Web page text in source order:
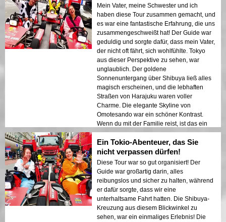
Mein Vater, meine Schwester und ich
haben diese Tour zusammen gemacht, und
es war eine fantastische Erfahrung, die uns
zusammengeschweißt hat! Der Guide war
geduldig und sorgte dafür, dass mein Vater,
der nicht oft fährt, sich wohlfühlte. Tokyo
aus dieser Perspektive zu sehen, war
unglaublich. Der goldene
Sonnenuntergang über Shibuya ließ alles
magisch erscheinen, und die lebhaften
Straßen von Harajuku waren voller
Charme. Die elegante Skyline von
Omotesando war ein schöner Kontrast.
Wenn du mit der Familie reist, ist das ein
Muss!
Ein Tokio-Abenteuer, das Sie
nicht verpassen dürfen!
Diese Tour war so gut organisiert! Der
Guide war großartig darin, alles
reibungslos und sicher zu halten, während
er dafür sorgte, dass wir eine
unterhaltsame Fahrt hatten. Die Shibuya-
Kreuzung aus diesem Blickwinkel zu
sehen, war ein einmaliges Erlebnis! Die